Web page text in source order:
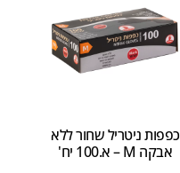
כפפות ניטריל שחור ללא
אבקה M – א.100 יח'